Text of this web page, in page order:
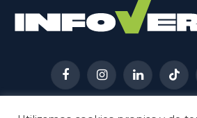
FacebookInstagramLinkedIn